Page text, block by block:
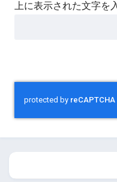
上に表示された文字を